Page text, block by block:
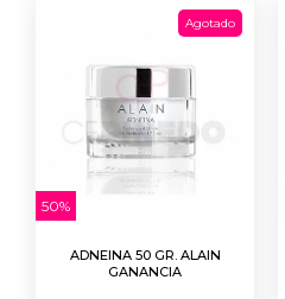
50%
ADNEINA 50 GR. ALAIN
GANANCIA
Agotado